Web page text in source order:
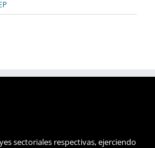
sectoriales respectivas, ejerciendo